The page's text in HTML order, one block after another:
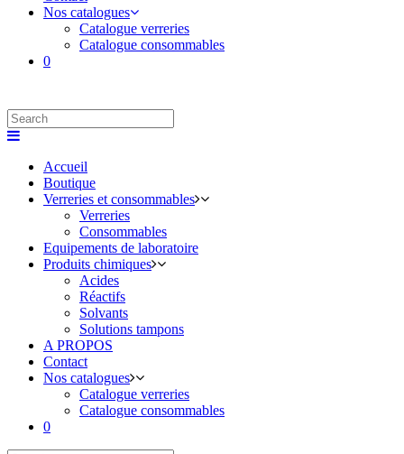
Nos catalogues
Catalogue verreries
Catalogue consommables
0
Accueil
Boutique
Verreries et consommables
Verreries
Consommables
Equipements de laboratoire
Produits chimiques
Acides
Réactifs
Solvants
Solutions tampons
A PROPOS
Contact
Nos catalogues
Catalogue verreries
Catalogue consommables
0